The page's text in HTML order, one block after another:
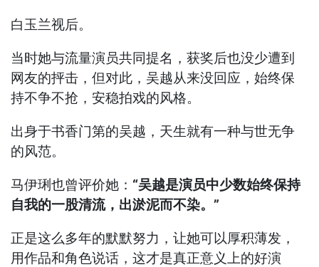
白玉兰视后。
当时她与流量演员共同提名，获奖后也没少遭到
网友的抨击，但对此，吴越从来没回应，始终保
持不争不抢，安稳拍戏的风格。
出身于书香门第的吴越，天生就有一种与世无争
的风范。
马伊琍也曾评价她： “吴越是演员中少数始终保持
自我的一股清流，出淤泥而不染。”
正是这么多年的默默努力，让她可以厚积薄发，
用作品和角色说话，这才是真正意义上的好演